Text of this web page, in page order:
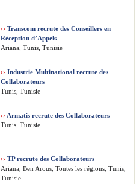
›› Transcom recrute des Conseillers en
Réception d’Appels
Ariana, Tunis, Tunisie
›› Industrie Multinational recrute des
Collaborateurs
Tunis, Tunisie
›› Armatis recrute des Collaborateurs
Tunis, Tunisie
›› TP recrute des Collaborateurs
Ariana, Ben Arous, Toutes les régions, Tunis,
Tunisie